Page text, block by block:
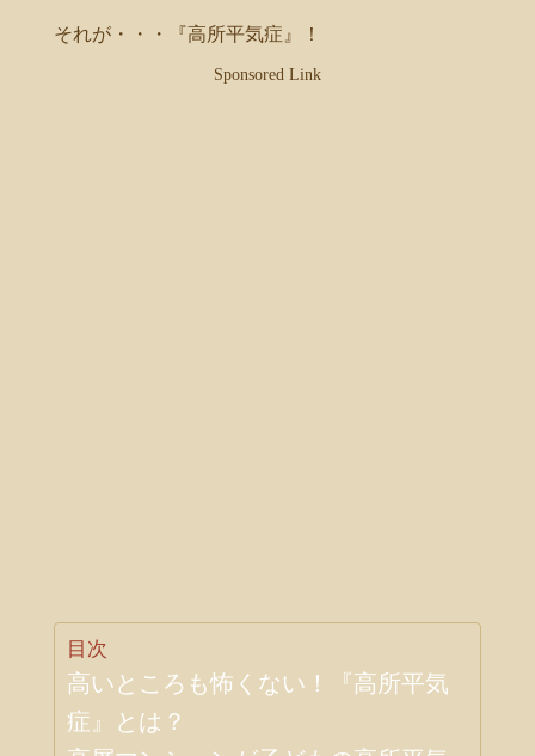
それが・・・『高所平気症』！
Sponsored Link
目次
高いところも怖くない！『高所平気
症』とは？